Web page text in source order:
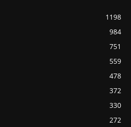
1198
984
751
559
478
372
330
272